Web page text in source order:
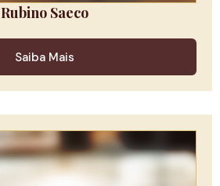
Rubino Saeco
Saiba Mais